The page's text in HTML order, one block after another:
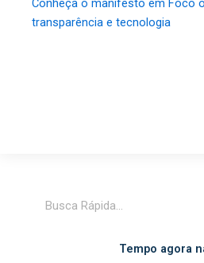
transparência e tecnologia
Tempo agora